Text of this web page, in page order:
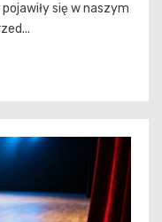
się w naszym